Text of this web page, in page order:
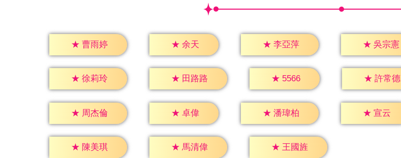
★ 曹雨婷 ★ 余天 ★ 李亞萍 ★ 吳宗憲
★ 徐莉玲 ★ 田路路 ★ 5566 ★ 許常德
★ 周杰倫 ★ 卓偉 ★ 潘瑋柏 ★ 宣云
★ 陳美琪 ★ 馬清偉 ★ 王國旌